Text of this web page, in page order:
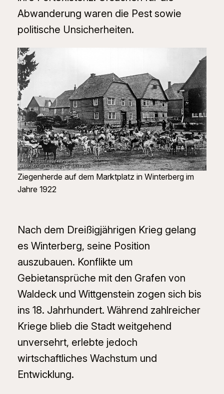
Abwanderung waren die Pest sowie
politische Unsicherheiten.
Ziegenherde auf dem Marktplatz in Winterberg im
Jahre 1922
Nach dem Dreißigjährigen Krieg gelang
es Winterberg, seine Position
auszubauen. Konflikte um
Gebietansprüche mit den Grafen von
Waldeck und Wittgenstein zogen sich bis
ins 18. Jahrhundert. Während zahlreicher
Kriege blieb die Stadt weitgehend
unversehrt, erlebte jedoch
wirtschaftliches Wachstum und
Entwicklung.